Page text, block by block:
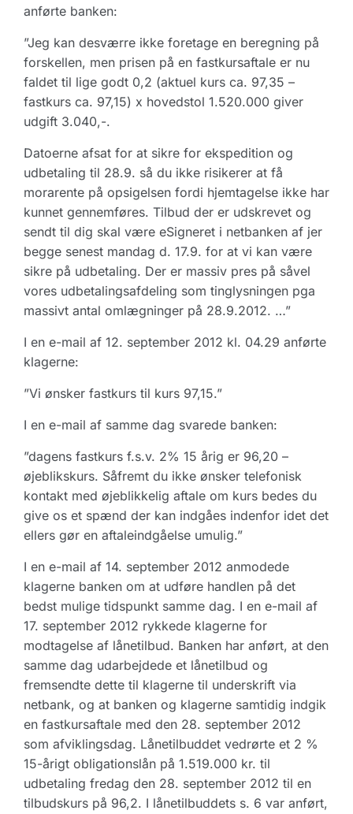
anførte banken:
”Jeg kan desværre ikke foretage en beregning på
forskellen, men prisen på en fastkursaftale er nu
faldet til lige godt 0,2 (aktuel kurs ca. 97,35 –
fastkurs ca. 97,15) x hovedstol 1.520.000 giver
udgift 3.040,-.
Datoerne afsat for at sikre for ekspedition og
udbetaling til 28.9. så du ikke risikerer at få
morarente på opsigelsen fordi hjemtagelse ikke har
kunnet gennemføres. Tilbud der er udskrevet og
sendt til dig skal være eSigneret i netbanken af jer
begge senest mandag d. 17.9. for at vi kan være
sikre på udbetaling. Der er massiv pres på såvel
vores udbetalingsafdeling som tinglysningen pga
massivt antal omlægninger på 28.9.2012. …”
I en e-mail af 12. september 2012 kl. 04.29 anførte
klagerne:
”Vi ønsker fastkurs til kurs 97,15.”
I en e-mail af samme dag svarede banken:
”dagens fastkurs f.s.v. 2% 15 årig er 96,20 –
øjeblikskurs. Såfremt du ikke ønsker telefonisk
kontakt med øjeblikkelig aftale om kurs bedes du
give os et spænd der kan indgåes indenfor idet det
ellers gør en aftaleindgåelse umulig.”
I en e-mail af 14. september 2012 anmodede
klagerne banken om at udføre handlen på det
bedst mulige tidspunkt samme dag. I en e-mail af
17. september 2012 rykkede klagerne for
modtagelse af lånetilbud. Banken har anført, at den
samme dag udarbejdede et lånetilbud og
fremsendte dette til klagerne til underskrift via
netbank, og at banken og klagerne samtidig indgik
en fastkursaftale med den 28. september 2012
som afviklingsdag. Lånetilbuddet vedrørte et 2 %
15-årigt obligationslån på 1.519.000 kr. til
udbetaling fredag den 28. september 2012 til en
tilbudskurs på 96,2. I lånetilbuddets s. 6 var anført,